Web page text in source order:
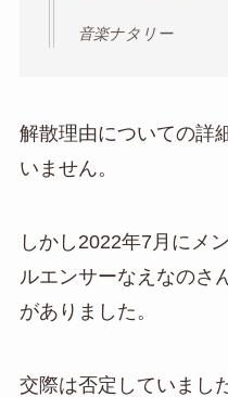
音楽ナタリー
解散理由についての詳
いません。
しかし2022年7月にメ
ルエンサーなえなのさ
がありました。
交際は否定していまし